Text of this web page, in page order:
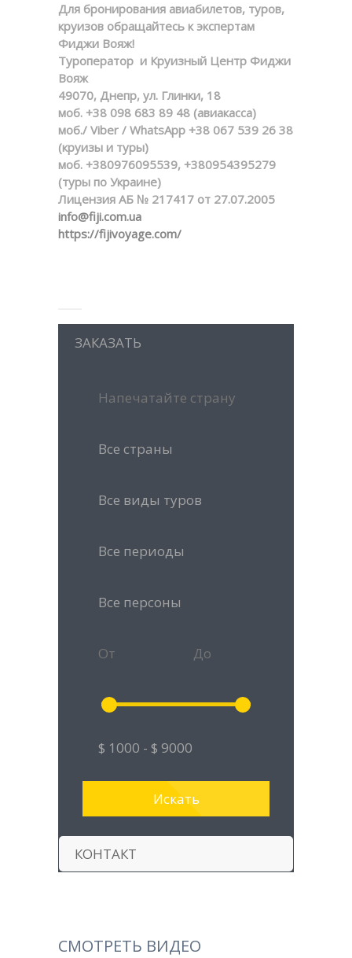
Для бронирования авиабилетов, туров,
круизов обращайтесь к экспертам
Фиджи Вояж!
Туроператор и Круизный Центр Фиджи
Вояж
49070, Днепр, ул. Глинки, 18
моб. +38 098 683 89 48 (авиакасса)
моб./ Viber / WhatsApp +38 067 539 26 38
(круизы и туры)
моб. +380976095539, +380954395279
(туры по Украине)
Лицензия АБ № 217417 от 27.07.2005
info@fiji.com.ua
https://fijivoyage.com/
ЗАКАЗАТЬ
КОНТАКТ
СМОТРЕТЬ ВИДЕО